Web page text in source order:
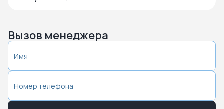
Вызов менеджера